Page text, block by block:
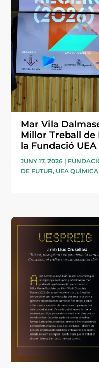
Mar Vila
Millor Treball de
la Fundació UEA
JUNY 17, 2026 |
DE FUTUR, UEA QUÍMICA